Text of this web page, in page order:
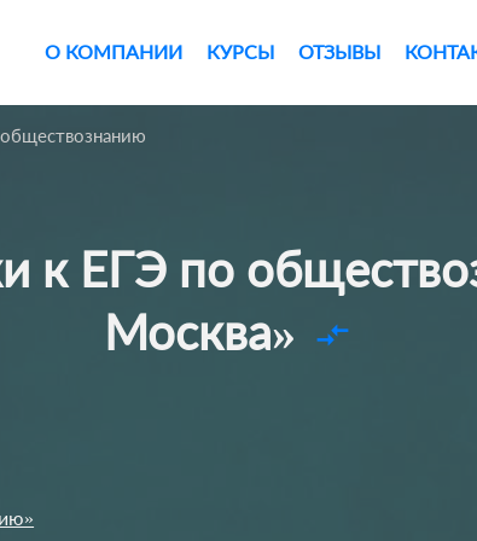
О КОМПАНИИ КУРСЫ ОТЗЫВЫ
Москва»
compare_arrows